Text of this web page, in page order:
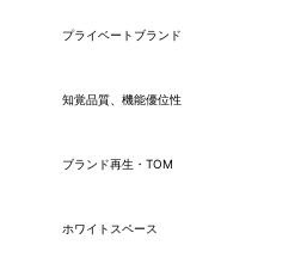
プライベートブランド
知覚品質、機能優位性
ブランド再生・TOM
ホワイトスペース